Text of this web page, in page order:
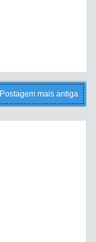
Postagem mais antiga